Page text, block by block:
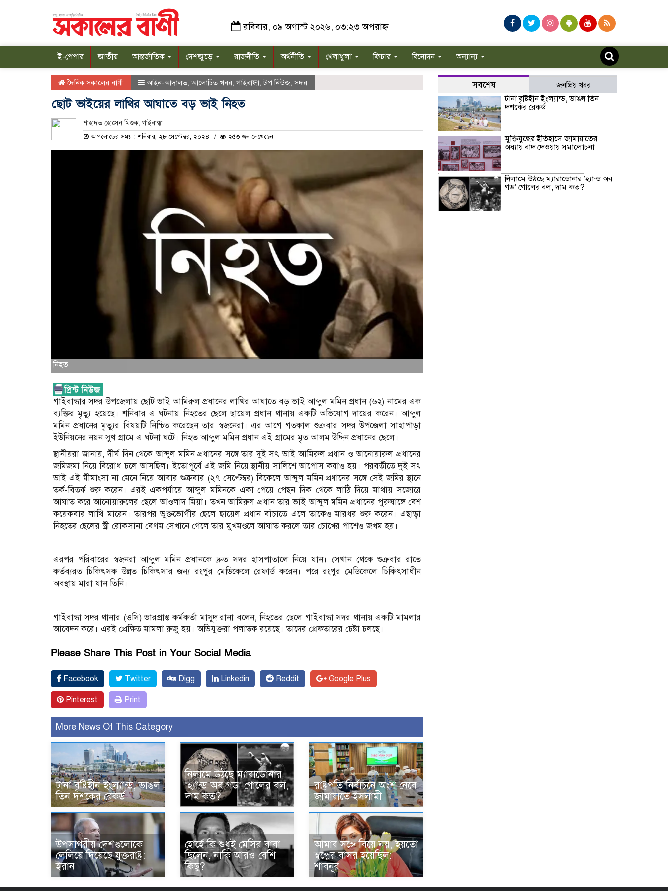
রবিবার, ০৯ অগাস্ট ২০২৬, ০৩:২৩ অপরাহ্ন
ই-পেপার জাতীয় আন্তর্জাতিক দেশজুড়ে রাজনীতি অর্থনীতি খেলাধুলা ফিচার বিনোদন অন্যান্য
দৈনিক সকালের বাণী আইন-আদালত আলোচিত খবর গাইবান্ধা,টপ নিউজ ,সদর
ছোট ভাইয়ের লাথির আঘাতে বড় ভাই নিহত
শাহাদত হোসেন মিশুক, গাইবান্ধা
আপলোডের সময় : শনিবার, ২৮ সেপ্টেম্বর, ২০২৪ ২৫৩ জন দেখেছেন
নিহত
গাইবান্ধার সদর উপজেলায় ছোট ভাই আমিরুল প্রধানের লাথির আঘাতে বড় ভাই আব্দুল মমিন প্রধান (৬২) নামের এক
ব্যক্তির মৃত্যু হয়েছে। শনিবার এ ঘটনায় নিহতের ছেলে ছায়েল প্রধান থানায় একটি অভিযোগ দায়ের করেন। আব্দুল
মমিন প্রধানের মৃত্যুর বিষয়টি নিশ্চিত করেছেন তার স্বজনেরা। এর আগে গতকাল শুক্রবার সদর উপজেলা সাহাপাড়া
ইউনিয়নের নয়ন সুখ গ্রামে এ ঘটনা ঘটে। নিহত আব্দুল মমিন প্রধান এই গ্রামের মৃত আলম উদ্দিন প্রধানের ছেলে।
স্থানীয়রা জানায়, দীর্ঘ দিন থেকে আব্দুল মমিন প্রধানের সঙ্গে তার দুই সৎ ভাই আমিরুল প্রধান ও আনোয়ারুল প্রধানের
জমিজমা নিয়ে বিরোধ চলে আসছিল। ইতোপূর্বে এই জমি নিয়ে স্থানীয় সালিশে আপোস করাও হয়। পরবর্তীতে দুই সৎ
ভাই এই মীমাংসা না মেনে নিয়ে আবার শুক্রবার (২৭ সেপ্টেম্বর) বিকেলে আব্দুল মমিন প্রধানের সঙ্গে সেই জমির স্থানে
তর্ক-বিতর্ক শুরু করেন। এরই একপর্যায়ে আব্দুল মমিনকে একা পেয়ে পেছন দিক থেকে লাঠি দিয়ে মাথায় সজোরে
আঘাত করে আনোয়ারুলের ছেলে আওলাদ মিয়া। তখন আমিরুল প্রধান তার ভাই আব্দুল মমিন প্রধানের পুরুষাঙ্গে বেশ
কয়েকবার লাথি মারেন। তারপর ভুক্তভোগীর ছেলে ছায়েল প্রধান বাঁচাতে এলে তাকেও মারধর শুরু করেন। এছাড়া
নিহতের ছেলের স্ত্রী রোকসানা বেগম সেখানে গেলে তার মুখমণ্ডলে আঘাত করলে তার চোখের পাশেও জখম হয়।
এরপর পরিবারের স্বজনরা আব্দুল মমিন প্রধানকে দ্রুত সদর হাসপাতালে নিয়ে যান। সেখান থেকে শুক্রবার রাতে
কর্তব্যরত চিকিৎসক উন্নত চিকিৎসার জন্য রংপুর মেডিকেলে রেফার্ড করেন। পরে রংপুর মেডিকেলে চিকিৎসাধীন
অবস্থায় মারা যান তিনি।
গাইবান্ধা সদর থানার (ওসি) ভারপ্রাপ্ত কর্মকর্তা মাসুদ রানা বলেন, নিহতের ছেলে গাইবান্ধা সদর থানায় একটি মামলার
আবেদন করে। এরই প্রেক্ষিত মামলা রুজু হয়। অভিযুক্তরা পলাতক রয়েছে। তাদের গ্রেফতারের চেষ্টা চলছে।
Please Share This Post in Your Social Media
Facebook Twitter Digg Linkedin Reddit Google Plus
Pinterest Print
More News Of This Category
টানা বৃষ্টিহীন ইংল্যান্ড, ভাঙল
তিন দশকের রেকর্ড
নিলামে উঠছে ম্যারাডোনার
‘হ্যান্ড অব গড’ গোলের বল,
দাম কত?
রাষ্ট্রপতি নির্বাচনে অংশ নেবে
জামায়াতে ইসলামী
উপসাগরীয় দেশগুলোকে
লেলিয়ে দিয়েছে যুক্তরাষ্ট্র:
ইরান
হোর্হে কি শুধুই মেসির বাবা
ছিলেন, নাকি আরও বেশি
কিছু?
আমার সঙ্গে বিয়ে নয়, হয়তো
স্বপ্নের বাসর হয়েছিল:
শাবনূর
সবশেষ
জনপ্রিয় খবর
টানা বৃষ্টিহীন ইংল্যান্ড, ভাঙল তিন
দশকের রেকর্ড
মুক্তিযুদ্ধের ইতিহাসে জামায়াতের
অধ্যায় বাদ দেওয়ায় সমালোচনা
নিলামে উঠছে ম্যারাডোনার ‘হ্যান্ড অব
গড’ গোলের বল, দাম কত?